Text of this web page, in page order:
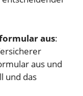
aus:
aus und
und das